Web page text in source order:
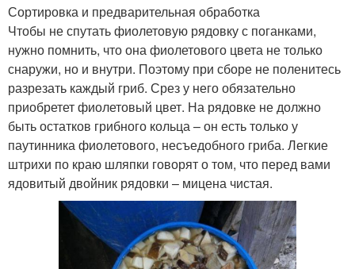
Сортировка и предварительная обработка
Чтобы не спутать фиолетовую рядовку с поганками,
нужно помнить, что она фиолетового цвета не только
снаружи, но и внутри. Поэтому при сборе не поленитесь
разрезать каждый гриб. Срез у него обязательно
приобретет фиолетовый цвет. На рядовке не должно
быть остатков грибного кольца – он есть только у
паутинника фиолетового, несъедобного гриба. Легкие
штрихи по краю шляпки говорят о том, что перед вами
ядовитый двойник рядовки – мицена чистая.